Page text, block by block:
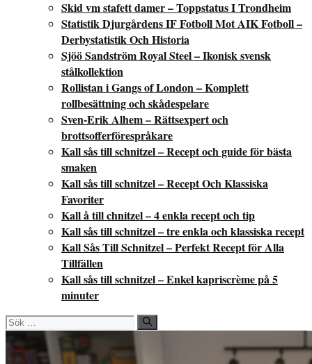
Skid vm stafett damer – Toppstatus I Trondheim
Statistik Djurgårdens IF Fotboll Mot AIK Fotboll –
Derbystatistik Och Historia
Sjöö Sandström Royal Steel – Ikonisk svensk
stålkollektion
Rollistan i Gangs of London – Komplett
rollbesättning och skådespelare
Sven-Erik Alhem – Rättsexpert och
brottsofferförespråkare
Kall sås till schnitzel – Recept och guide för bästa
smaken
Kall sås till schnitzel – Recept Och Klassiska
Favoriter
Kall å till chnitzel – 4 enkla recept och tip
Kall sås till schnitzel – tre enkla och klassiska recept
Kall Sås Till Schnitzel – Perfekt Recept för Alla
Tillfällen
Kall sås till schnitzel – Enkel kapriscrème på 5
minuter
Sök
efter: